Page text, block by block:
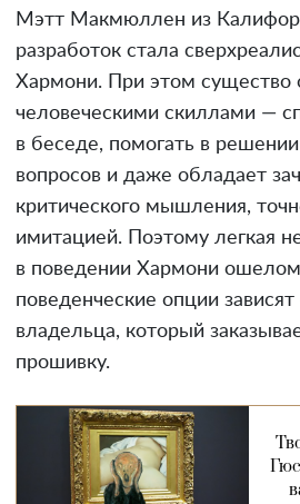
Мэтт Макмюллен из
разработок стала
Хармони. При этом существо
человеческими скиллами —
в беседе, помогать в
вопросов и даже обладает
критического мышления,
имитацией. Поэтому легкая
в поведении Хармони
поведенческие опции
владельца, который
прошивку.